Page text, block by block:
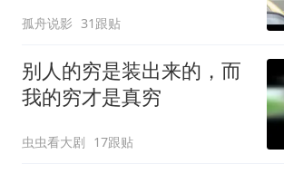
孤舟说影 31跟贴
别人的穷是装出来的，而
我的穷才是真穷
虫虫看大剧 17跟贴